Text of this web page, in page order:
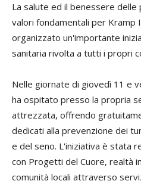
La salute ed il benessere
valori fondamentali per Kramp
organizzato un'importante
sanitaria rivolta a tutti i propri
Nelle giornate di giovedì 11 e
ha ospitato presso la propria
attrezzata, offrendo
dedicati alla prevenzione dei
e del seno. L'iniziativa è stata
con Progetti del Cuore, realtà
comunità locali attraverso